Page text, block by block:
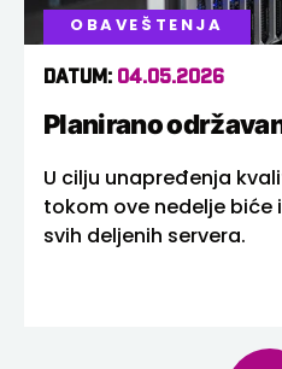
OBAVEŠTENJA
DATUM: 04.05.2026
Planirano
U cilju unapređenja
tokom ove nedelje biće
svih deljenih servera.